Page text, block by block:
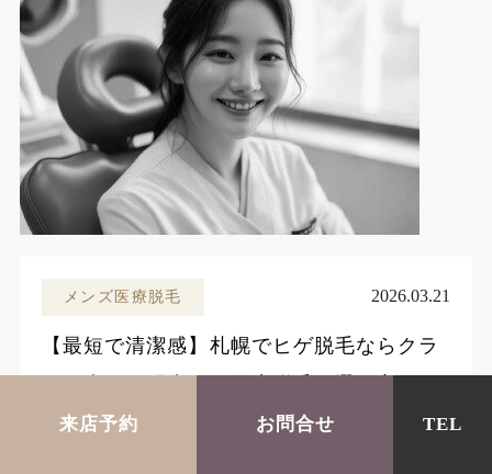
メンズ医療脱毛 2026.03.21
【最短で清潔感】札幌でヒゲ脱毛ならクラ
医療脱毛 メンズ医療脱毛
来店予約 お問合せ TEL